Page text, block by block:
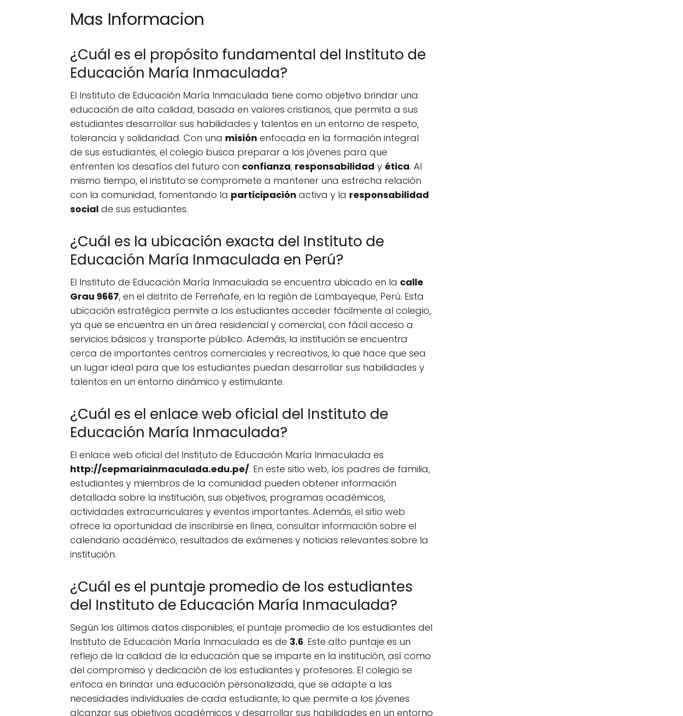
Mas Informacion
¿Cuál es el propósito fundamental del Instituto de
Educación María Inmaculada?
El Instituto de Educación María Inmaculada tiene como objetivo brindar una
educación de alta calidad, basada en valores cristianos, que permita a sus
estudiantes desarrollar sus habilidades y talentos en un entorno de respeto,
tolerancia y solidaridad. Con una misión enfocada en la formación integral
de sus estudiantes, el colegio busca preparar a los jóvenes para que
enfrenten los desafíos del futuro con confianza, responsabilidad y ética. Al
mismo tiempo, el instituto se compromete a mantener una estrecha relación
con la comunidad, fomentando la participación activa y la responsabilidad
social de sus estudiantes.
¿Cuál es la ubicación exacta del Instituto de
Educación María Inmaculada en Perú?
El Instituto de Educación María Inmaculada se encuentra ubicado en la calle
Grau 9667, en el distrito de Ferreñafe, en la región de Lambayeque, Perú. Esta
ubicación estratégica permite a los estudiantes acceder fácilmente al colegio,
ya que se encuentra en un área residencial y comercial, con fácil acceso a
servicios básicos y transporte público. Además, la institución se encuentra
cerca de importantes centros comerciales y recreativos, lo que hace que sea
un lugar ideal para que los estudiantes puedan desarrollar sus habilidades y
talentos en un entorno dinámico y estimulante.
¿Cuál es el enlace web oficial del Instituto de
Educación María Inmaculada?
El enlace web oficial del Instituto de Educación María Inmaculada es
http://cepmariainmaculada.edu.pe/. En este sitio web, los padres de familia,
estudiantes y miembros de la comunidad pueden obtener información
detallada sobre la institución, sus objetivos, programas académicos,
actividades extracurriculares y eventos importantes. Además, el sitio web
ofrece la oportunidad de inscribirse en línea, consultar información sobre el
calendario académico, resultados de exámenes y noticias relevantes sobre la
institución.
¿Cuál es el puntaje promedio de los estudiantes
del Instituto de Educación María Inmaculada?
Según los últimos datos disponibles, el puntaje promedio de los estudiantes del
Instituto de Educación María Inmaculada es de 3.6. Este alto puntaje es un
reflejo de la calidad de la educación que se imparte en la institución, así como
del compromiso y dedicación de los estudiantes y profesores. El colegio se
enfoca en brindar una educación personalizada, que se adapte a las
necesidades individuales de cada estudiante, lo que permite a los jóvenes
alcanzar sus objetivos académicos y desarrollar sus habilidades en un entorno